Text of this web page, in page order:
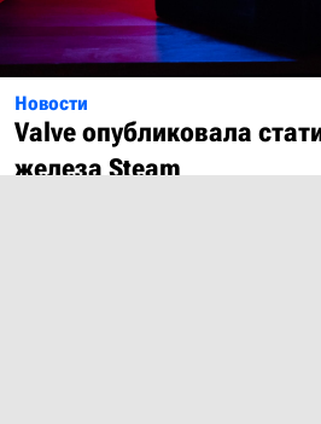
Новости
Valve опубликовала
железа Steam